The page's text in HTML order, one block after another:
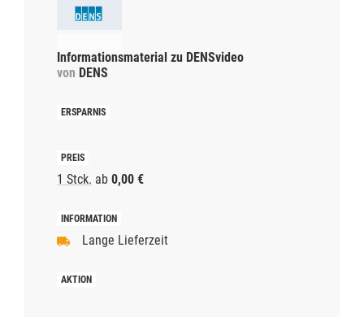
Informationsmaterial zu DENSvideo
von DENS
1 Stck. ab 0,00 €
Lange Lieferzeit